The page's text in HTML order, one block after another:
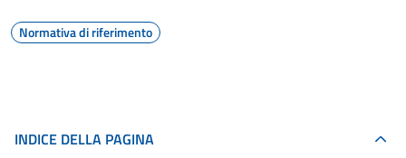
Normativa di riferimento
INDICE DELLA PAGINA